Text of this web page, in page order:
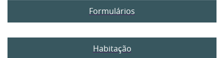
Formulários
Habitação